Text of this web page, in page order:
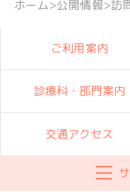
ホーム>公開情報>訪
ご利用案内
診療科・部門案内
交通アクセス